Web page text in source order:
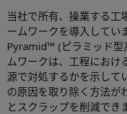
当社で所有、操業する工
ームワークを導入してい
Pyramid™ (ピラミッド型
ムワークは、工程におけ
源で対処するかを示して
の原因を取り除く方法が
とスクラップを削減でき